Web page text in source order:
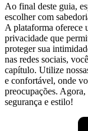
Ao final deste ⁣guia,​
escolher com⁤
A plataforma⁤ oferece
⁢privacidade que‍
proteger ‌sua
nas ⁤redes sociais,
capítulo.⁣ Utilize
e‌ confortável, onde
preocupações.
segurança e estilo!